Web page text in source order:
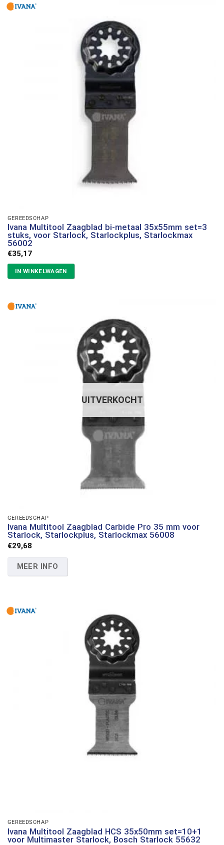
GEREEDSCHAP
Ivana Multitool Zaagblad bi-metaal 35x55mm set=3
stuks, voor Starlock, Starlockplus, Starlockmax
56002
€35,17
IN WINKELWAGEN
UITVERKOCHT
GEREEDSCHAP
Ivana Multitool Zaagblad Carbide Pro 35 mm voor
Starlock, Starlockplus, Starlockmax 56008
€29,68
MEER INFO
GEREEDSCHAP
Ivana Multitool Zaagblad HCS 35x50mm set=10+1
voor Multimaster Starlock, Bosch Starlock 55632